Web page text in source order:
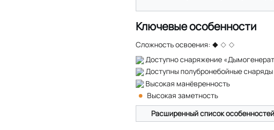
Ключевые особенности
Сложность освоения:
Доступно снаряжение
Доступны полубронебойные снаряды
Высокая манёвренность
Высокая заметность
Расширенный список особенностей